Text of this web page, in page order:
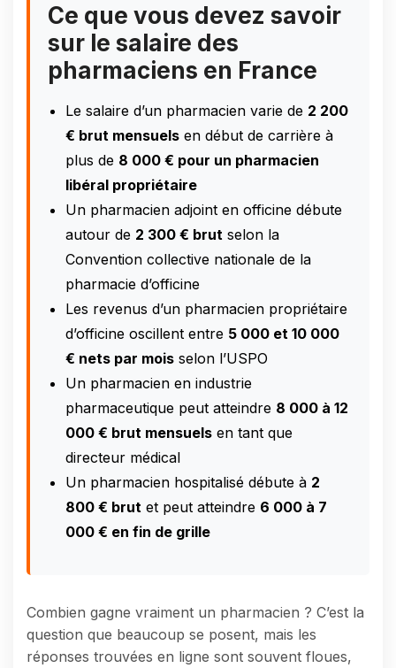
Ce que vous devez savoir
sur le salaire des
pharmaciens en France
Le salaire d’un pharmacien varie de 2 200
€ brut mensuels en début de carrière à
plus de 8 000 € pour un pharmacien
libéral propriétaire
Un pharmacien adjoint en officine débute
autour de 2 300 € brut selon la
Convention collective nationale de la
pharmacie d’officine
Les revenus d’un pharmacien propriétaire
d’officine oscillent entre 5 000 et 10 000
€ nets par mois selon l’USPO
Un pharmacien en industrie
pharmaceutique peut atteindre 8 000 à 12
000 € brut mensuels en tant que
directeur médical
Un pharmacien hospitalisé débute à 2
800 € brut et peut atteindre 6 000 à 7
000 € en fin de grille
Combien gagne vraiment un pharmacien ? C’est la
question que beaucoup se posent, mais les
réponses trouvées en ligne sont souvent floues,